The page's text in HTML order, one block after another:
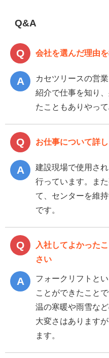
Q&A
会社を選んだ理由
カセツリースの営
紹介で仕事を知り
たこともありやっ
お仕事について詳
建設現場で使用さ
行っています。ま
て、センターを維
です。
入社してよかった
さい
フォークリフトと
ことができたこと
温の寒暖や雨雪な
大変さはあります
ます。